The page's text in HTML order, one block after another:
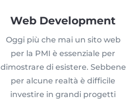
Web Development
Oggi più che mai un sito web
per la PMI è essenziale per
dimostrare di esistere. Sebbene
per alcune realtà è difficile
investire in grandi progetti